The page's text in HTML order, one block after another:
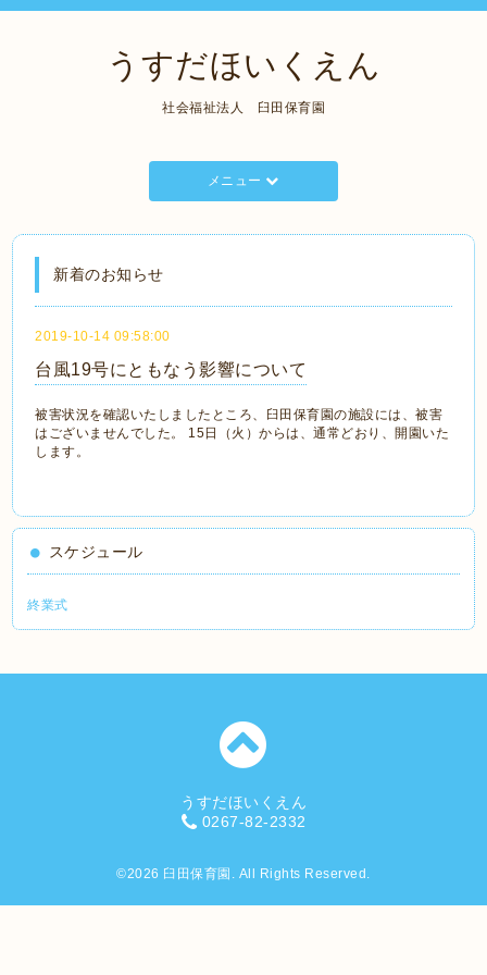
うすだほいくえん
社会福祉法人 臼田保育園
メニュー
新着のお知らせ
2019-10-14 09:58:00
台風19号にともなう影響について
被害状況を確認いたしましたところ、臼田保育園の施設には、被害
はございませんでした。 15日（火）からは、通常どおり、開園いた
します。
スケジュール
終業式
うすだほいくえん
0267-82-2332
©2026 臼田保育園 . All Rights Reserved.